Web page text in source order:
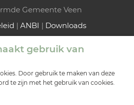
Gemeente Veen
| ANBI | Downloads
gebruik van
Door gebruik te maken van deze
te zijn met het gebruik van cookies.